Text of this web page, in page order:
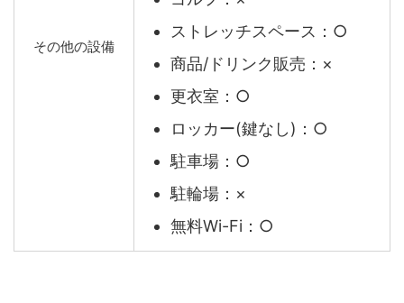
その他の設備
ストレッチスペース：○
商品/ドリンク販売：×
更衣室：○
ロッカー(鍵なし)：○
駐車場：○
駐輪場：×
無料Wi-Fi：○